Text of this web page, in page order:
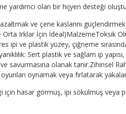
yardımcı olan bir hijyen desteği
ve çene kaslarını
Irklar İçin İdeal)MalzemeToksik
ipi ve plastik yüzey, çiğneme
Sert plastik ve sağlam ip
savurmasına olanak tanır.Zihinsel
oyunları oynamak veya fırlatarak
hasar görmüş, ipi sökülmüş